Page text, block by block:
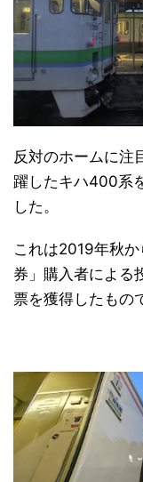
反対のホームに注
躍したキハ400系
した。
これは2019年秋
券」購入者による
票を獲得したもの